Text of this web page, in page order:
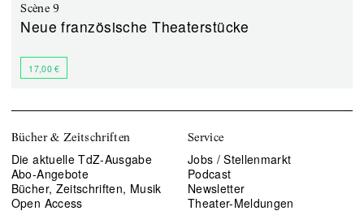
Scène 9
Neue französische Theaterstücke
17,00 €
Bücher & Zeitschriften
Die aktuelle TdZ-Ausgabe
Abo-Angebote
Bücher, Zeitschriften, Musik
Open Access
Service
Jobs / Stellenmarkt
Podcast
Newsletter
Theater-Meldungen